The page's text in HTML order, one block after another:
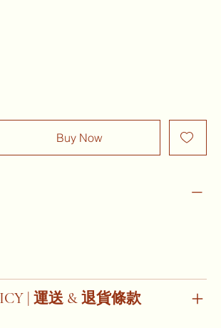
Buy Now
| 運送 & 退貨條款